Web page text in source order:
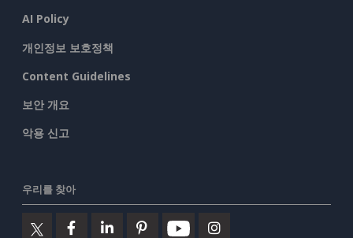
AI Policy
개인정보 보호정책
Content Guidelines
보안 개요
악용 신고
우리를 찾아